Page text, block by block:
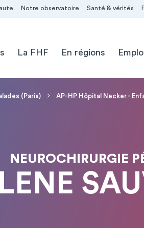
Notre observatoire Santé & vérités
La FHF En régions
(Paris) AP-HP Hôpital Necker -
NEUROCHIRURGIE